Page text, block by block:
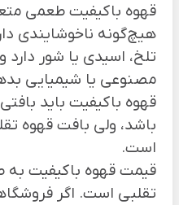
قهوه باکیفیت طعمی
هیچ‌گونه ناخوشایندی
تلخ، اسیدی یا شور
مصنوعی یا شیمیایی
قهوه باکیفیت باید
باشد، ولی بافت قهوه
است.
قیمت قهوه باکیفیت به
تقلبی است. اگر